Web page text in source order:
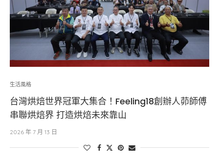
生活風格
台灣烘焙世界冠軍大集合！Feeling18創辦人茆師傅
串聯烘焙界 打造烘焙未來靠山
2026 年 7 月 13 日